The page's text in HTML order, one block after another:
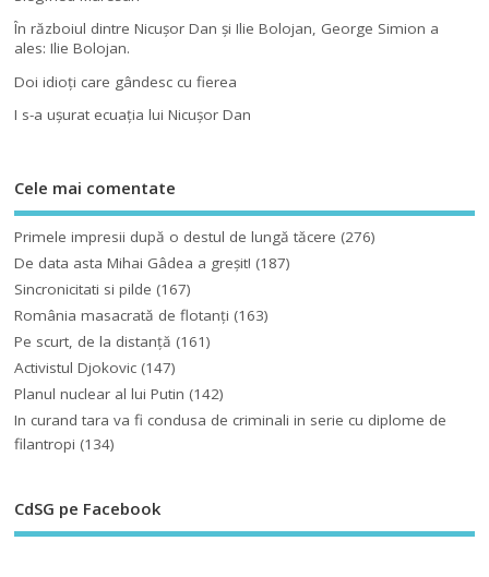
În războiul dintre Nicuşor Dan şi Ilie Bolojan, George Simion a
ales: Ilie Bolojan.
Doi idioţi care gândesc cu fierea
I s-a uşurat ecuaţia lui Nicuşor Dan
Cele mai comentate
Primele impresii după o destul de lungă tăcere (276)
De data asta Mihai Gâdea a greşit! (187)
Sincronicitati si pilde (167)
România masacrată de flotanţi (163)
Pe scurt, de la distanță (161)
Activistul Djokovic (147)
Planul nuclear al lui Putin (142)
In curand tara va fi condusa de criminali in serie cu diplome de
filantropi (134)
CdSG pe Facebook